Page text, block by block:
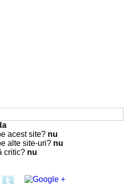
acest site? nu
alte site-uri? nu
critic? nu